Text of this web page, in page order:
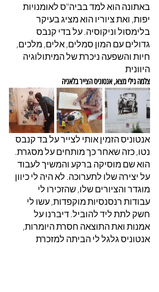
באתונה הוא למד בביה"ס לאומנויות
יפות, ואת ציוריו הוא מציג בעיקר
בלימסול וניקוסיה. על בדי קנבס
גדולים עם המון סמלים, אלים, מלכים,
חיות והשפעה ניכרת של המיתולוגיה
היוונית
צלמה גילי מצא, אנטוניס הצייר בלאניה
אנטוניס הזמין אותי לצייר על בד קנבס
נטו, כזה שאחר כך מותחים על מסגרת.
הוא שם מוסיקה ברקע והמשיך לעבוד
על יצירה שלו לתערוכה. לא היה לי כיוון
מוגדר והציורים שלו, שהזכירו לי
עבודות רנסנסיות מוקפדות, עשו לי
חשק לתת ליד להוביל. דיברנו על
אמנות ואת התוצאה חסרת היומרות,
אנטוניס גלגל לי הביתה למזכרת